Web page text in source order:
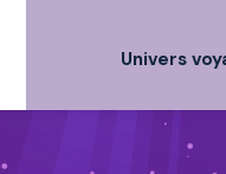
Univers